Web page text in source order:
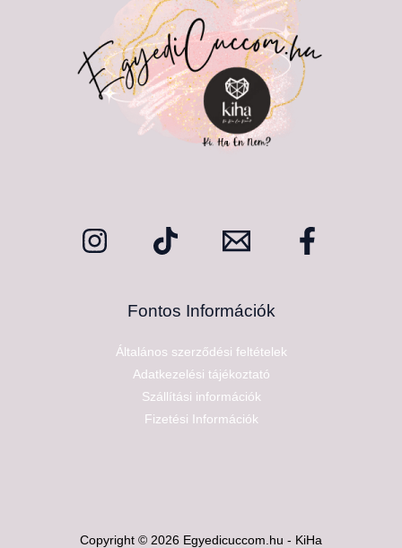
Fontos Információk
Általános szerződési feltételek
Adatkezelési tájékoztató
Szállítási információk
Fizetési Információk
Copyright © 2026 Egyedicuccom.hu - KiHa